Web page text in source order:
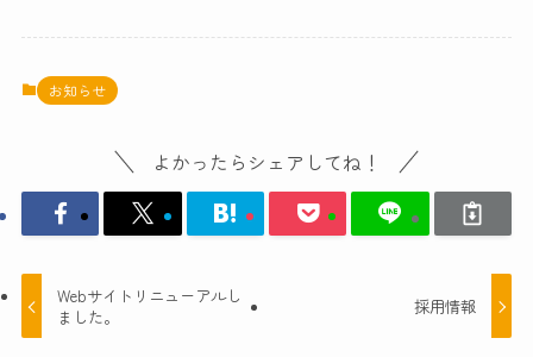
お知らせ
よかったらシェアしてね！
Webサイトリニューアルし
ました。
採用情報